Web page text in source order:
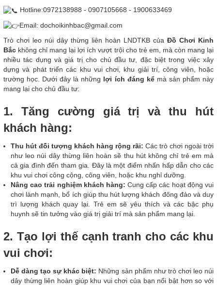
Hotline:0972138988 - 0907105668 - 1900633469
Email: dochoikinhbac@gmail.com
Trò chơi leo núi dây thừng liên hoàn LNDTKB của Đồ Chơi Kinh
Bắc không chỉ mang lại lợi ích vượt trội cho trẻ em, mà còn mang lại
nhiều tác dụng và giá trị cho chủ đầu tư, đặc biệt trong việc xây
dựng và phát triển các khu vui chơi, khu giải trí, công viên, hoặc
trường học. Dưới đây là những lợi ích đáng kểmà sản phẩm này
mang lại cho chủ đầu tư:
1. Tăng cường giá trị và thu hút
khách hàng:
Thu hút đối tượng khách hàng rộng rãi: Các trò chơi ngoài trời
như leo núi dây thừng liên hoàn sẽ thu hút không chỉ trẻ em mà
cả gia đình đến tham gia. Đây là một điểm nhấn hấp dẫn cho các
khu vui chơi công cộng, công viên, hoặc khu nghỉ dưỡng.
Nâng cao trải nghiệm khách hàng: Cung cấp các hoạt động vui
chơi lành mạnh, bổ ích giúp thu hút lượng khách đông đảo và duy
trì lượng khách quay lại. Trẻ em sẽ yêu thích và các bậc phụ
huynh sẽ tin tưởng vào giá trị giải trí mà sản phẩm mang lại.
2. Tạo lợi thế cạnh tranh cho các khu
vui chơi:
Dễ dàng tạo sự khác biệt: Những sản phẩm như trò chơi leo núi
dây thừng liên hoàn giúp khu vui chơi của bạn nổi bật hơn so với